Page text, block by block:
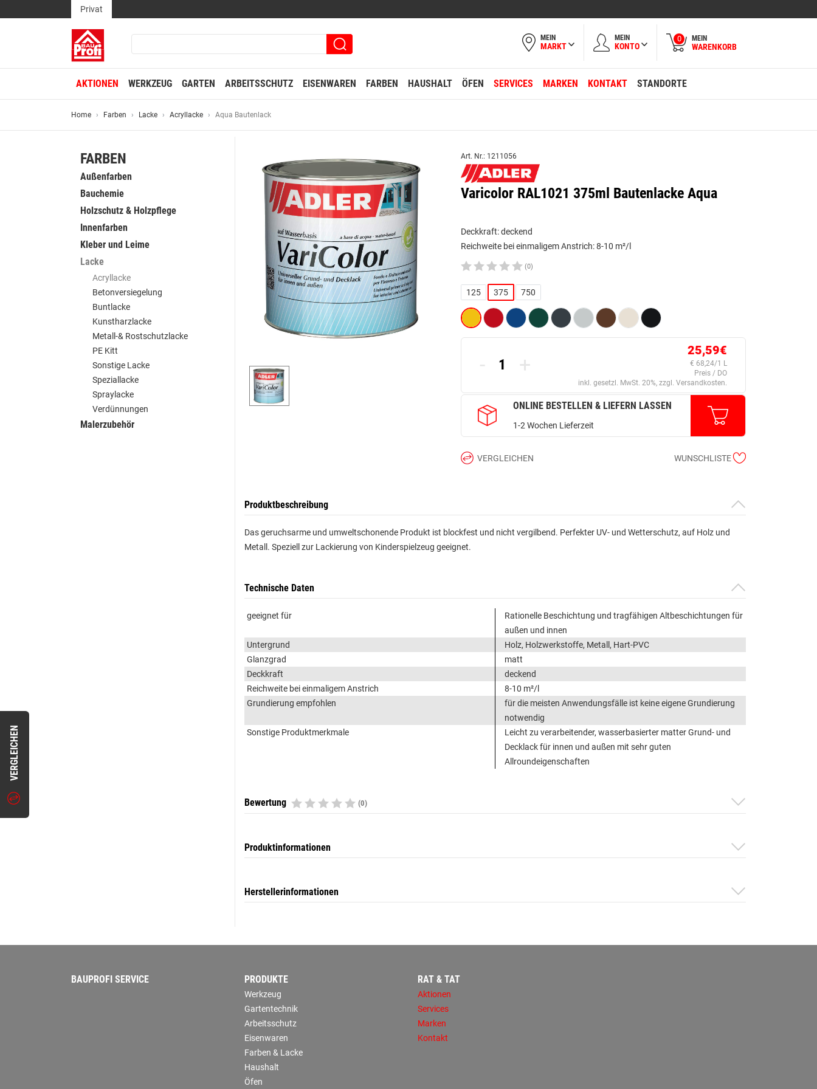
VERGLEICHEN
Privat
MEIN
MARKT
MEIN
KONTO
0 MEIN
WARENKORB
AKTIONEN WERKZEUG GARTEN ARBEITSSCHUTZ EISENWAREN FARBEN HAUSHALT ÖFEN SERVICES MARKEN KONTAKT STANDORTE
Home Farben Lacke Acryllacke Aqua Bautenlack
FARBEN
Außenfarben
Bauchemie
Holzschutz & Holzpflege
Innenfarben
Kleber und Leime
Lacke
Acryllacke
Betonversiegelung
Buntlacke
Kunstharzlacke
Metall-& Rostschutzlacke
PE Kitt
Sonstige Lacke
Speziallacke
Spraylacke
Verdünnungen
Malerzubehör
Art. Nr.: 1211056
Varicolor RAL1021 375ml Bautenlacke Aqua
Deckkraft: deckend
Reichweite bei einmaligem Anstrich: 8-10 m²/l
(0)
125 375 750
- +
25,59€
€ 68,24/1 L
Preis / DO
inkl. gesetzl. MwSt. 20%, zzgl. Versandkosten.
ONLINE BESTELLEN & LIEFERN LASSEN
1-2 Wochen Lieferzeit
VERGLEICHEN WUNSCHLISTE
Produktbeschreibung
Das geruchsarme und umweltschonende Produkt ist blockfest und nicht vergilbend. Perfekter UV- und Wetterschutz, auf Holz und
Metall. Speziell zur Lackierung von Kinderspielzeug geeignet.
Technische Daten
geeignet für
Rationelle Beschichtung und tragfähigen Altbeschichtungen für
außen und innen
Untergrund
Holz, Holzwerkstoffe, Metall, Hart-PVC
Glanzgrad
matt
Deckkraft
deckend
Reichweite bei einmaligem Anstrich
8-10 m²/l
Grundierung empfohlen
für die meisten Anwendungsfälle ist keine eigene Grundierung
notwendig
Sonstige Produktmerkmale
Leicht zu verarbeitender, wasserbasierter matter Grund- und
Decklack für innen und außen mit sehr guten
Allroundeigenschaften
Bewertung (0)
Produktinformationen
Herstellerinformationen
BAUPROFI SERVICE PRODUKTE
Werkzeug
Gartentechnik
Arbeitsschutz
Eisenwaren
Farben & Lacke
Haushalt
Öfen
RAT & TAT
Aktionen
Services
Marken
Kontakt